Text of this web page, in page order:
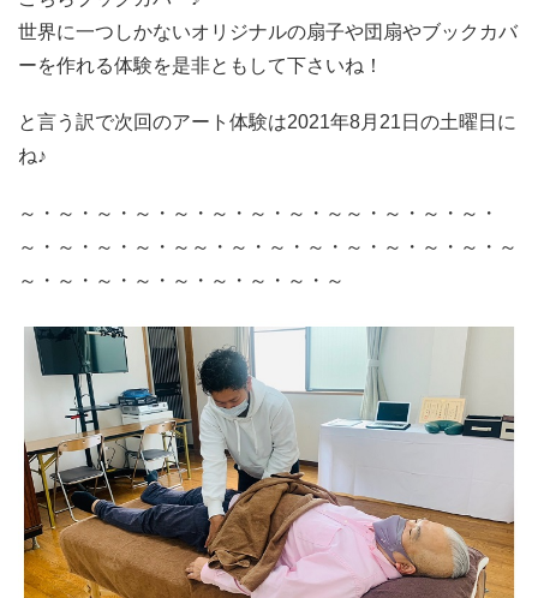
世界に一つしかないオリジナルの扇子や団扇やブックカバ
ーを作れる体験を是非ともして下さいね！
と言う訳で次回のアート体験は2021年8月21日の土曜日に
ね♪
～・～・～・～・～・～・～・～・～～・～・～・～・
～・～・～・～・～～・～・～・～・～・～・～・～・～
～・～・～・～・～・～・～・～・～